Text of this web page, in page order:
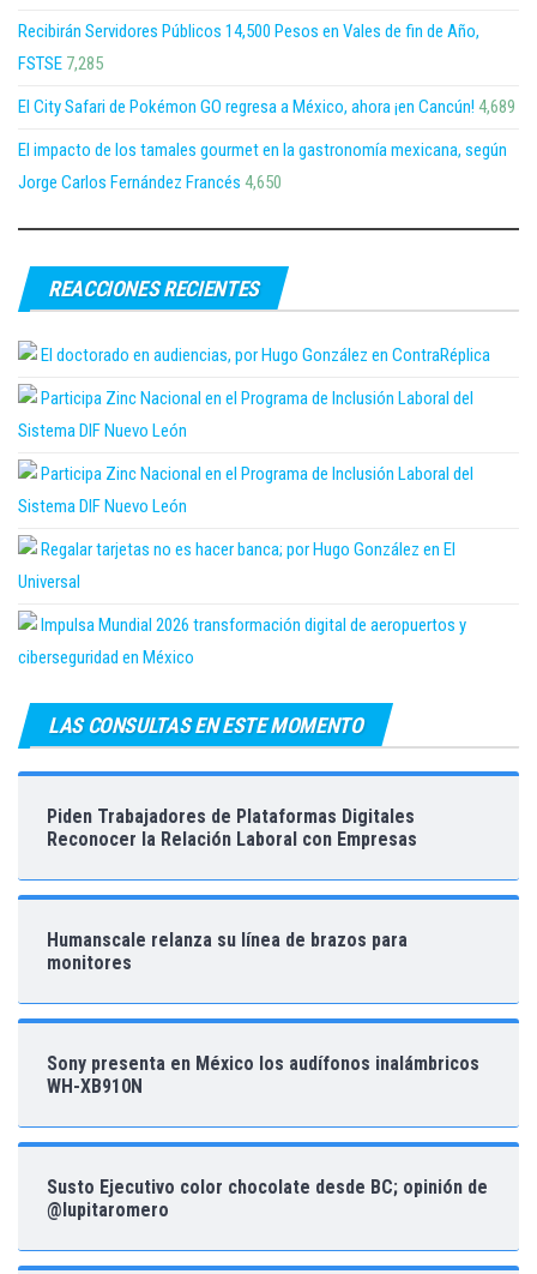
Recibirán Servidores Públicos 14,500 Pesos en Vales de fin de Año,
FSTSE 7,285
El City Safari de Pokémon GO regresa a México, ahora ¡en Cancún! 4,689
El impacto de los tamales gourmet en la gastronomía mexicana, según
Jorge Carlos Fernández Francés 4,650
REACCIONES RECIENTES
El doctorado en audiencias, por Hugo González en ContraRéplica
Participa Zinc Nacional en el Programa de Inclusión Laboral del
Sistema DIF Nuevo León
Participa Zinc Nacional en el Programa de Inclusión Laboral del
Sistema DIF Nuevo León
Regalar tarjetas no es hacer banca; por Hugo González en El
Universal
Impulsa Mundial 2026 transformación digital de aeropuertos y
ciberseguridad en México
LAS CONSULTAS EN ESTE MOMENTO
Piden Trabajadores de Plataformas Digitales
Reconocer la Relación Laboral con Empresas
Humanscale relanza su línea de brazos para
monitores
Sony presenta en México los audífonos inalámbricos
WH-XB910N
Susto Ejecutivo color chocolate desde BC; opinión de
@lupitaromero